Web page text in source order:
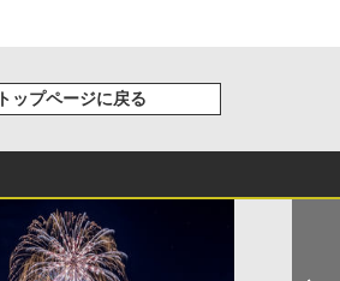
トップページに戻る